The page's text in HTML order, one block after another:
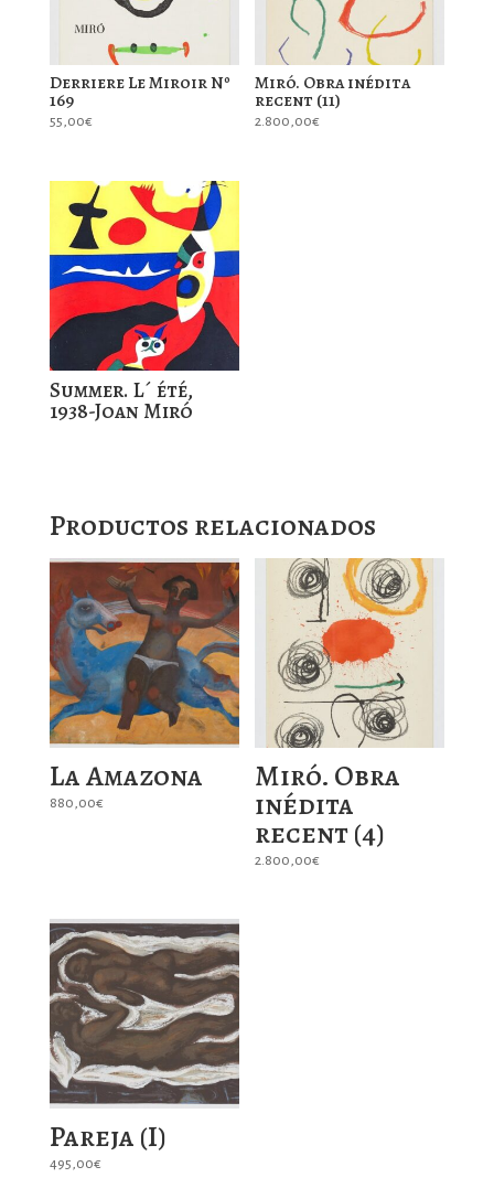
Derriere Le Miroir Nº
169
55,00€
Miró. Obra inédita
recent (11)
2.800,00€
Summer. L´ été,
1938-Joan Miró
Productos relacionados
La Amazona
880,00€
Miró. Obra
inédita
recent (4)
2.800,00€
Pareja (I)
495,00€